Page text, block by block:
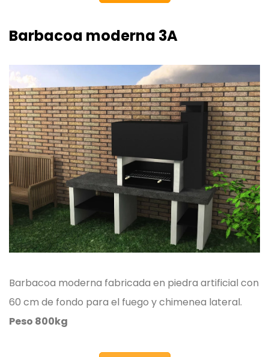
Barbacoa moderna 3A
Barbacoa moderna fabricada en piedra artificial con
60 cm de fondo para el fuego y chimenea lateral.
Peso 800kg